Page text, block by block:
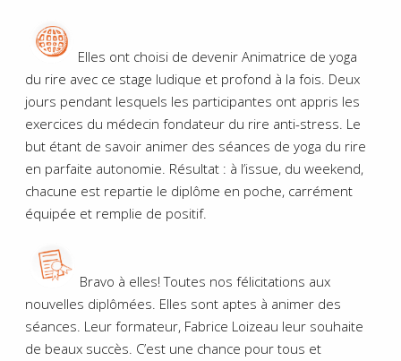
Elles ont choisi de devenir Animatrice de yoga
du rire avec ce stage ludique et profond à la fois. Deux
jours pendant lesquels les participantes ont appris les
exercices du médecin fondateur du rire anti-stress. Le
but étant de savoir animer des séances de yoga du rire
en parfaite autonomie. Résultat : à l’issue, du weekend,
chacune est repartie le diplôme en poche, carrément
équipée et remplie de positif.
Bravo à elles! Toutes nos félicitations aux
nouvelles diplômées. Elles sont aptes à animer des
séances. Leur formateur, Fabrice Loizeau leur souhaite
de beaux succès. C’est une chance pour tous et